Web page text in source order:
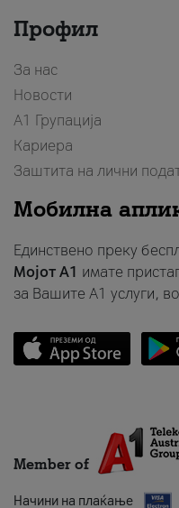
Профил
За нас
Новости
А1 Групација
Кариера
Заштита на лични
Мобилна
Единствено преку
Мојот A1 имате
за Вашите A1 услуги,
Member of
Начини на плаќање